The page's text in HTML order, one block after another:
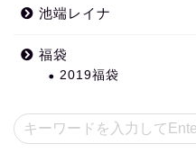
池端レイナ
福袋
2019福袋